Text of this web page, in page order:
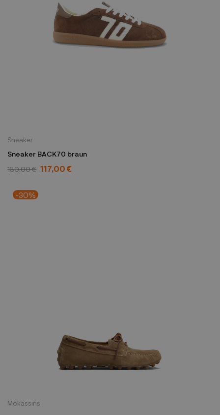
Sneaker
Sneaker BACK70 braun
130,00 € 117,00 €
-30%
Mokassins